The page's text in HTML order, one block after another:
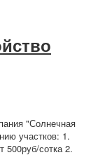
"Солнечная
участков: 1.
500руб/сотка 2.